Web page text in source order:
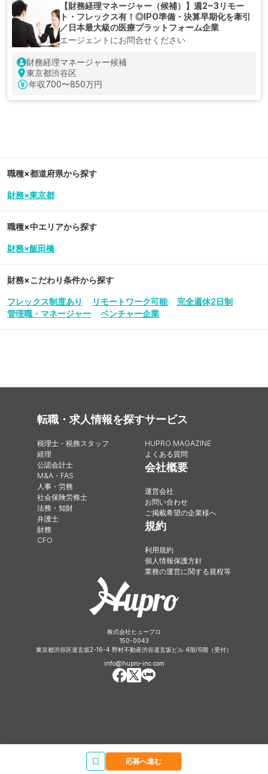
応募へ進む
【財務経理マネージャー（候補）】週2~3リモー
ト・フレックス有！◎IPO準備・決算早期化を牽引
／日本最大級の医療プラットフォーム企業
エージェントにお問合せください
財務経理マネージャー候補
東京都渋谷区
年収700〜850万円
職種×都道府県から探す
財務×東京都
職種×中エリアから探す
財務×飯田橋
財務×こだわり条件から探す
フレックス制度あり リモートワーク可能
完全週休2日制
管理職・マネージャー
ベンチャー企業
転職・求人情報を探す
税理士・税務スタッフ
経理
公認会計士
M&A・FAS
人事・労務
社会保険労務士
法務・知財
弁護士
財務
CFO
サービス
HUPRO MAGAZINE
よくある質問
会社概要
運営会社
お問い合わせ
ご掲載希望の企業様へ
規約
利用規約
個人情報保護方針
業務の運営に関する規程等
株式会社ヒュープロ
150-0043
東京都渋谷区道玄坂2-16-4 野村不動産渋谷道玄坂ビル 4階/6階（受付）
info@hupro-inc.com